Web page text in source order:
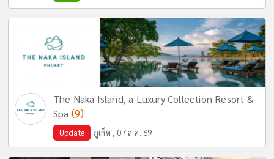
The Naka Island, a Luxury Collection Resort &
Spa (9)
Update ภูเก็ต , 07 ส.ค. 69